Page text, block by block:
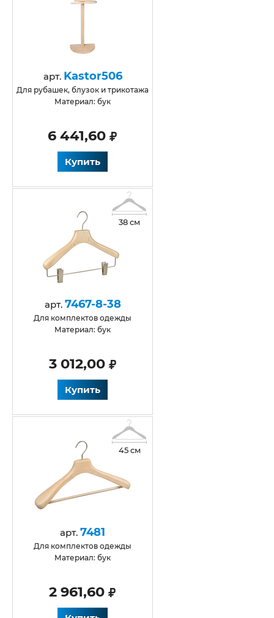
арт. Kastor506
для рубашек, блузок и трикотажа
Материал: бук
6 441,60
Купить
38 см
арт. 7467-8-38
Для комплектов одежды
Материал: бук
3 012,00
Купить
45 см
арт. 7481
для комплектов одежды
Материал: бук
2 961,60